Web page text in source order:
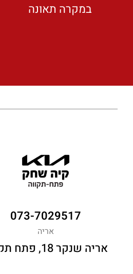
במקרה תאונה
073-7029517
אריה
אריה שנקר 18, פתח תקווה